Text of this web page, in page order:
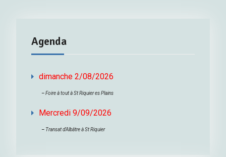
Agenda
dimanche 2/08/2026
–Foire à tout à St Riquier es Plains
Mercredi 9/09/2026
– Transat d’Albâtre à St Riquier